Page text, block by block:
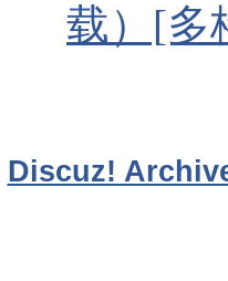
载）[多
Discuz!